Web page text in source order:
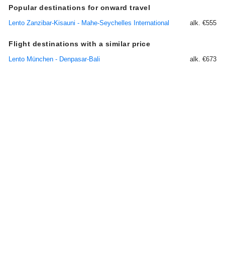
Popular destinations for onward travel
Lento Zanzibar-Kisauni - Mahe-Seychelles International alk. €555
Flight destinations with a similar price
Lento München - Denpasar-Bali alk. €673